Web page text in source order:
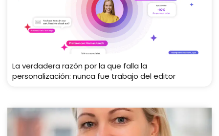
La verdadera razón por la que falla la
personalización: nunca fue trabajo del editor